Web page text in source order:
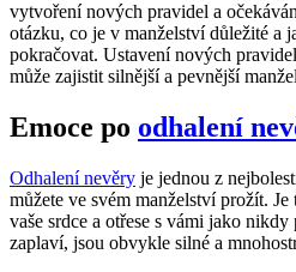
vytvoření nových pravidel a
otázku, co je v manželství důležité a
pokračovat. Ustavení nových
může zajistit silnější a pevnější
Emoce po odhalení
Odhalení nevěry je jednou z
můžete ve svém manželství prožít. Je
vaše srdce a otřese s vámi jako
zaplaví, jsou obvykle silné a